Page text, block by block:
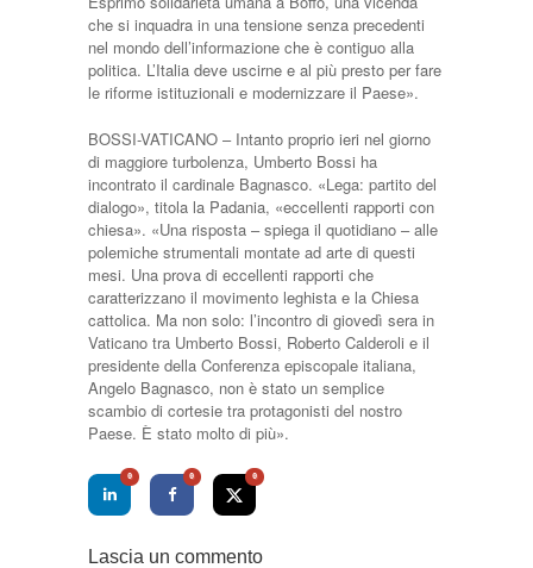
che si inquadra in una tensione senza precedenti
nel mondo dell’informazione che è contiguo alla
politica. L’Italia deve uscirne e al più presto per fare
le riforme istituzionali e modernizzare il Paese».
BOSSI-VATICANO – Intanto proprio ieri nel giorno
di maggiore turbolenza, Umberto Bossi ha
incontrato il cardinale Bagnasco. «Lega: partito del
dialogo», titola la Padania, «eccellenti rapporti con
chiesa». «Una risposta – spiega il quotidiano – alle
polemiche strumentali montate ad arte di questi
mesi. Una prova di eccellenti rapporti che
caratterizzano il movimento leghista e la Chiesa
cattolica. Ma non solo: l’incontro di giovedì sera in
Vaticano tra Umberto Bossi, Roberto Calderoli e il
presidente della Conferenza episcopale italiana,
Angelo Bagnasco, non è stato un semplice
scambio di cortesie tra protagonisti del nostro
Paese. È stato molto di più».
0 0 0
Lascia un commento